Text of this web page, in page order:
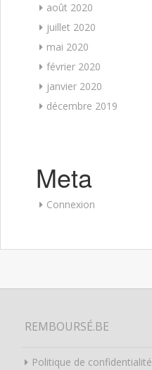
août 2020
juillet 2020
mai 2020
février 2020
janvier 2020
décembre 2019
Meta
Connexion
REMBOURSÉ.BE
Politique de confidentialité